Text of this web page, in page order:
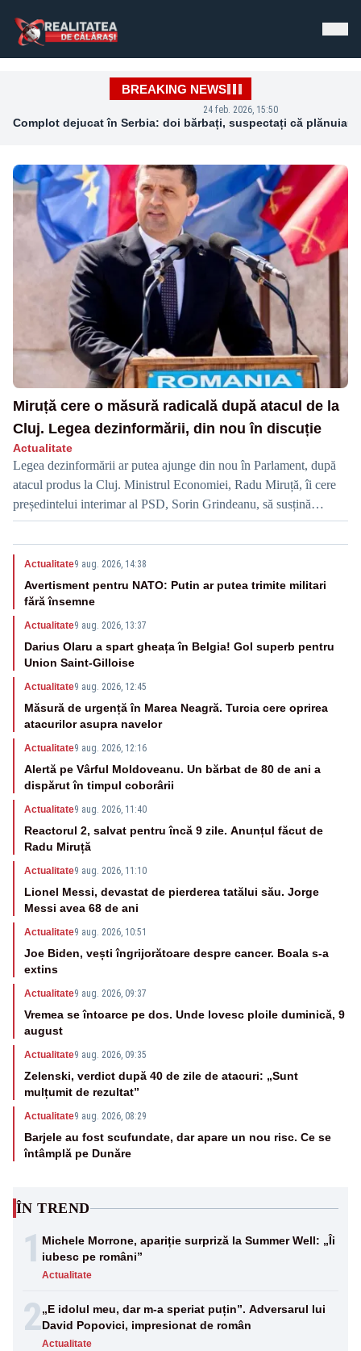
Realitatea de Calarasi - Știri de Ultimă Oră
BREAKING NEWS
24 feb. 2026, 15:50
Complot dejucat în Serbia: doi bărbați, suspectați că plănuiau
Miruță cere o măsură radicală după atacul de la
Cluj. Legea dezinformării, din nou în discuție
Actualitate
Legea dezinformării ar putea ajunge din nou în Parlament, după
atacul produs la Cluj. Ministrul Economiei, Radu Miruță, îi cere
președintelui interimar al PSD, Sorin Grindeanu, să susțină
reluarea dezbaterilor pe acest subiect.
Actualitate9 aug. 2026, 14:38
Avertisment pentru NATO: Putin ar putea trimite militari
fără însemne
Actualitate9 aug. 2026, 13:37
Darius Olaru a spart gheața în Belgia! Gol superb pentru
Union Saint-Gilloise
Actualitate9 aug. 2026, 12:45
Măsură de urgență în Marea Neagră. Turcia cere oprirea
atacurilor asupra navelor
Actualitate9 aug. 2026, 12:16
Alertă pe Vârful Moldoveanu. Un bărbat de 80 de ani a
dispărut în timpul coborârii
Actualitate9 aug. 2026, 11:40
Reactorul 2, salvat pentru încă 9 zile. Anunțul făcut de
Radu Miruță
Actualitate9 aug. 2026, 11:10
Lionel Messi, devastat de pierderea tatălui său. Jorge
Messi avea 68 de ani
Actualitate9 aug. 2026, 10:51
Joe Biden, vești îngrijorătoare despre cancer. Boala s-a
extins
Actualitate9 aug. 2026, 09:37
Vremea se întoarce pe dos. Unde lovesc ploile duminică, 9
august
Actualitate9 aug. 2026, 09:35
Zelenski, verdict după 40 de zile de atacuri: „Sunt
mulțumit de rezultat”
Actualitate9 aug. 2026, 08:29
Barjele au fost scufundate, dar apare un nou risc. Ce se
întâmplă pe Dunăre
ÎN TREND
1 Michele Morrone, apariție surpriză la Summer Well: „Îi
iubesc pe români”
Actualitate
2„E idolul meu, dar m-a speriat puțin”. Adversarul lui
David Popovici, impresionat de român
Actualitate